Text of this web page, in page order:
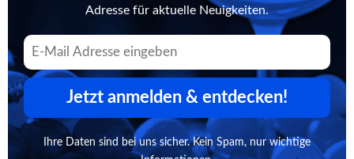
Adresse für aktuelle Neuigkeiten.
Jetzt anmelden & entdecken!
Ihre Daten sind bei uns sicher. Kein Spam, nur wichtige